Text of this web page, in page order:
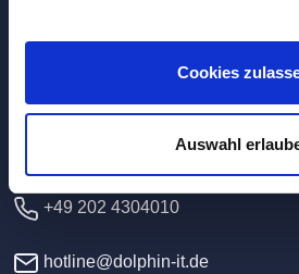
Cookies
Auswahl
Dolphin IT-Systeme e.K.
Clausewitzstr. 47A
+49 202 4304010
hotline@dolphin-it.de